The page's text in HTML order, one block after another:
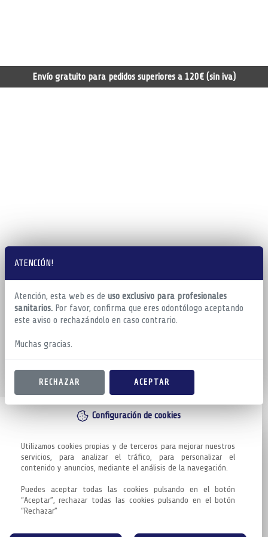
ATENCIÓN!
Atención, esta web es de uso exclusivo para profesionales
sanitarios. Por favor, confirma que eres odontólogo aceptando
este aviso o rechazándolo en caso contrario.
Muchas gracias.
RECHAZAR ACEPTAR
Configuración de cookies
Utilizamos cookies propias y de terceros para mejorar nuestros
servicios, para analizar el tráfico, para personalizar el
contenido y anuncios, mediante el análisis de la navegación.
Puedes aceptar todas las cookies pulsando en el botón
“Aceptar”, rechazar todas las cookies pulsando en el botón
“Rechazar”
Envío gratuito para pedidos superiores a 120€ (sin iva)